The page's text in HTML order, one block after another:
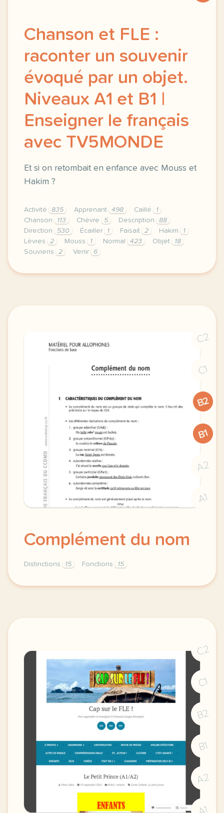
Chanson et FLE :
raconter un souvenir
évoqué par un objet.
Niveaux A1 et B1 |
Enseigner le français
avec TV5MONDE
Et si on retombait en enfance avec Mouss et
Hakim ?
Activité 835 Apprenant 498 Caillé
1
Chanson
113 Chèvre 5 Description
88
Direction
530 Écailler 1 Faisait 2 Hakim
1
Lèvres
2 Mouss 1 Normal 423 Objet
18
Souviens
2 Venir 6
didomi host didomi components button cursor
C2
C1
B2
B1
A2
A1
Complément du nom
Distinctions 15 Fonctions 15
complement materiel pour allophones du nom
C2
C1
B2
B1
A2
A1